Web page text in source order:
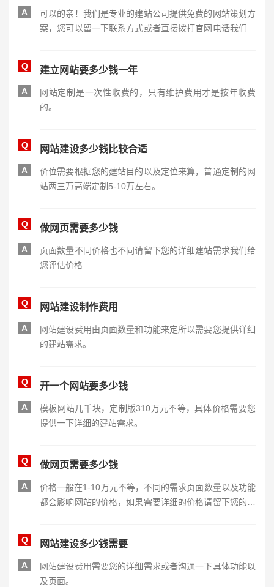
A
可以的亲！我们是专业的建站公司提供免费的网站策划方
案，您可以留一下联系方式或者直接拨打官网电话我们会
Q 建立网站要多少钱一年
A
网站定制是一次性收费的，只有维护费用才是按年收费
的。
Q 网站建设多少钱比较合适
A
价位需要根据您的建站目的以及定位来算，普通定制的网
站两三万高端定制5-10万左右。
Q 做网页需要多少钱
A
页面数量不同价格也不同请留下您的详细建站需求我们给
您评估价格
Q 网站建设制作费用
A
网站建设费用由页面数量和功能来定所以需要您提供详细
的建站需求。
Q 开一个网站要多少钱
A
模板网站几千块，定制版310万元不等，具体价格需要您
提供一下详细的建站需求。
Q 做网页需要多少钱
A
价格一般在1-10万元不等，不同的需求页面数量以及功能
都会影响网站的价格，如果需要详细的价格请留下您的详
Q 网站建设多少钱需要
A
网站建设费用需要您的详细需求或者沟通一下具体功能以
及页面。